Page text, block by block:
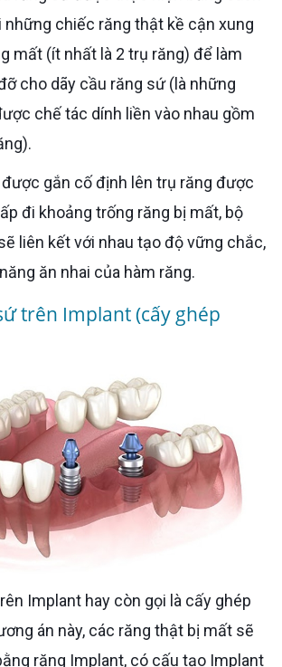
những chiếc răng thật kề cận xung
mất (ít nhất là 2 trụ răng) để làm
cho dãy cầu răng sứ (là những
chế tác dính liền vào nhau gồm
đi khoảng trống răng bị mất, bộ
liên kết với nhau tạo độ vững chắc,
ăn nhai của hàm răng.
trên Implant (cấy ghép
án này, các răng thật bị mất sẽ
răng Implant, có cấu tạo Implant